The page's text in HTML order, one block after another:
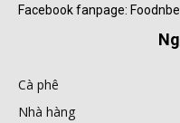
Facebook fanpage:
Cà phê
Nhà hàng